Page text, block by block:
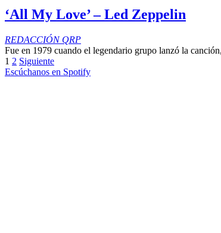
‘All My Love’ – Led Zeppelin
REDACCIÓN QRP
Fue en 1979 cuando el legendario grupo lanzó la
1 2 Siguiente
Escúchanos en Spotify